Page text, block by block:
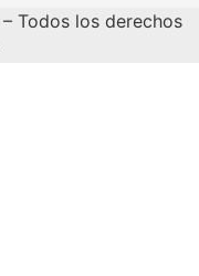
Todos los derechos